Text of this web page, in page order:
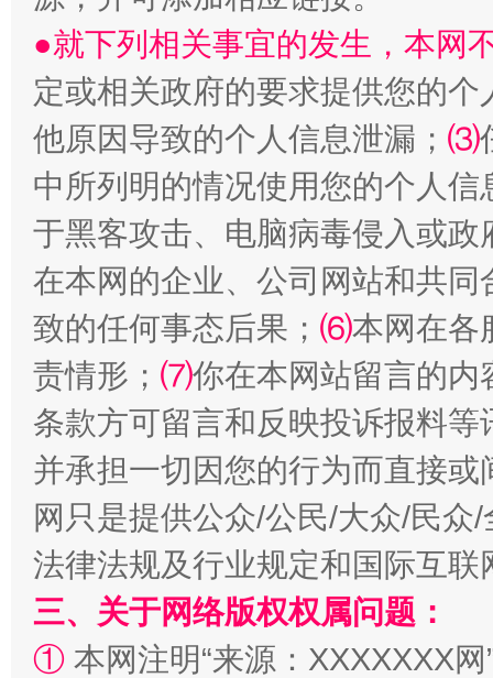
从幼儿园到大学，有这些资助 “
事关残疾人未来5年
●就下列相关事宜的发生，本网
定或相关政府的要求提供您的个
他原因导致的个人信息泄漏； ⑶
中所列明的情况使用您的个人
于黑客攻击、电脑病毒侵入或
在本网的企业、公司网站和共
致的任何事态后果； ⑹本网在各
责情形； ⑺你在本网站留言的内
条款方可留言和反映投诉报料
并承担一切因您的行为而直接
网只是提供公众/公民/大众/民
法律法规及行业规定和国际互
三、关于网络版权权属问题：
① 本网注明“来源：XXXXXXX